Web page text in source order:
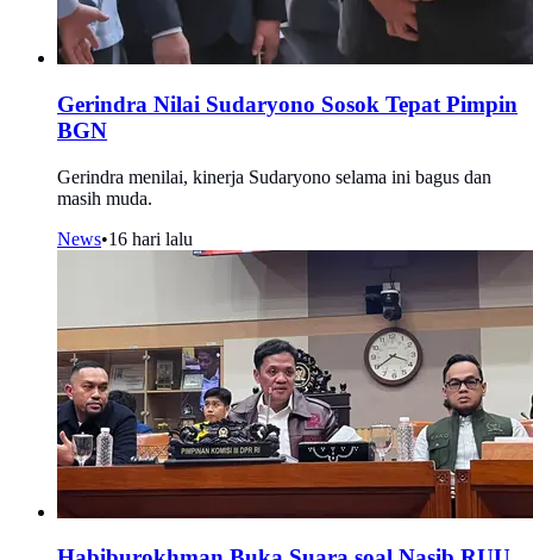
Gerindra Nilai Sudaryono Sosok Tepat Pimpin
BGN
Gerindra menilai, kinerja Sudaryono selama ini bagus dan
masih muda.
News•16 hari lalu